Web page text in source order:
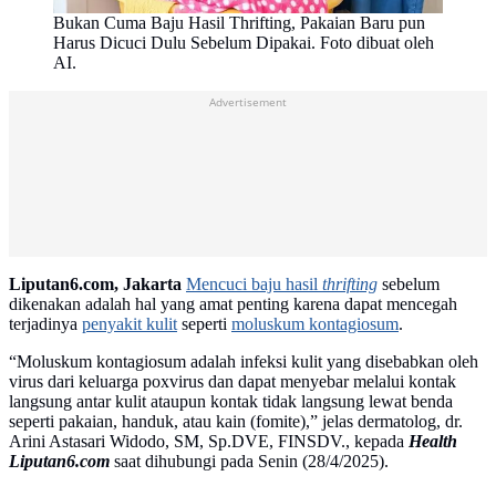
Bukan Cuma Baju Hasil Thrifting, Pakaian Baru pun
Harus Dicuci Dulu Sebelum Dipakai. Foto dibuat oleh
AI.
Advertisement
Liputan6.com, Jakarta Mencuci baju hasil thrifting sebelum
dikenakan adalah hal yang amat penting karena dapat mencegah
terjadinya penyakit kulitseperti moluskum kontagiosum.
“Moluskum kontagiosum adalah infeksi kulit yang disebabkan oleh
virus dari keluarga poxvirus dan dapat menyebar melalui kontak
langsung antar kulit ataupun kontak tidak langsung lewat benda
seperti pakaian, handuk, atau kain (fomite),” jelas dermatolog, dr.
Arini Astasari Widodo, SM, Sp.DVE, FINSDV., kepada Health
Liputan6.com saat dihubungi pada Senin (28/4/2025).